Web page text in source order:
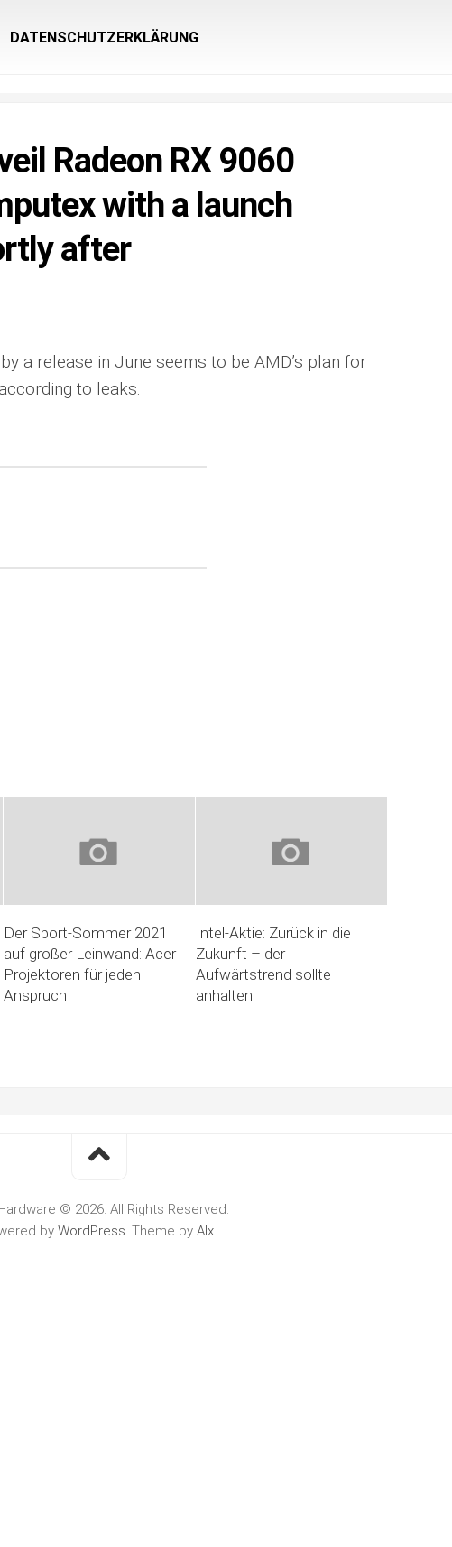
DATENSCHUTZERKLÄRUNG
Radeon RX 9060
with a launch
after
a release in June seems to be AMD’s plan for
to leaks.
Der Sport-Sommer 2021
auf großer Leinwand: Acer
Projektoren für jeden
Anspruch
Intel-Aktie: Zurück in die
Zukunft – der
Aufwärtstrend sollte
anhalten
© 2026. All Rights Reserved.
by WordPress. Theme by Alx.